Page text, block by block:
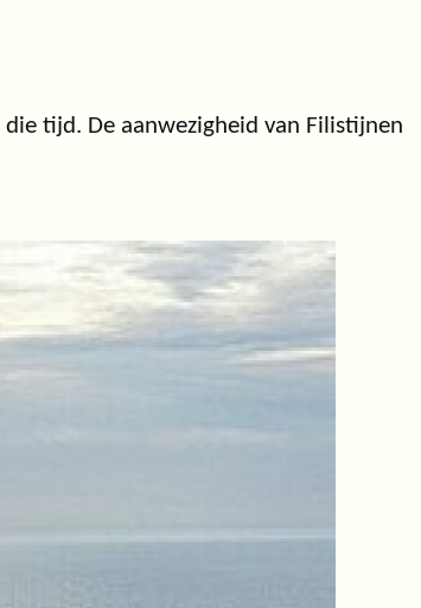
tijd. De aanwezigheid van Filistijnen